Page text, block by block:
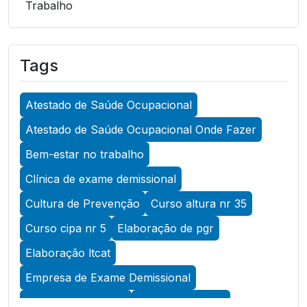
Trabalho
A Importância do Atestado de Saúde
Ocupacional para Garantir a Segurança no
Trabalho
A Importância do Atestado de Saúde
Ocupacional para Promover a Segurança no
Trabalho
A Importância do Exame Admissional para
Garantir a Saúde Ocupacional Eficiente
A Importância do Exame ASO para Garantir a
Saúde Ocupacional Eficiente
A Importância do Exame de Acuidade Visual
para Manter a Saúde Ocular
A Importância do Exame de Retorno ao
Trabalho para Garantir a Saúde e Segurança
Tags
Atestado de Saúde Ocupacional
Atestado de Saúde Ocupacional Onde Fazer
Bem-estar no trabalho
Clínica de exame demissional
Cultura de Prevenção
Curso altura nr 35
Curso cipa nr 5
Elaboração de pgr
Elaboração ltcat
Empresa de Exame Demissional
Empresa de Pcmso
Empresa de SST